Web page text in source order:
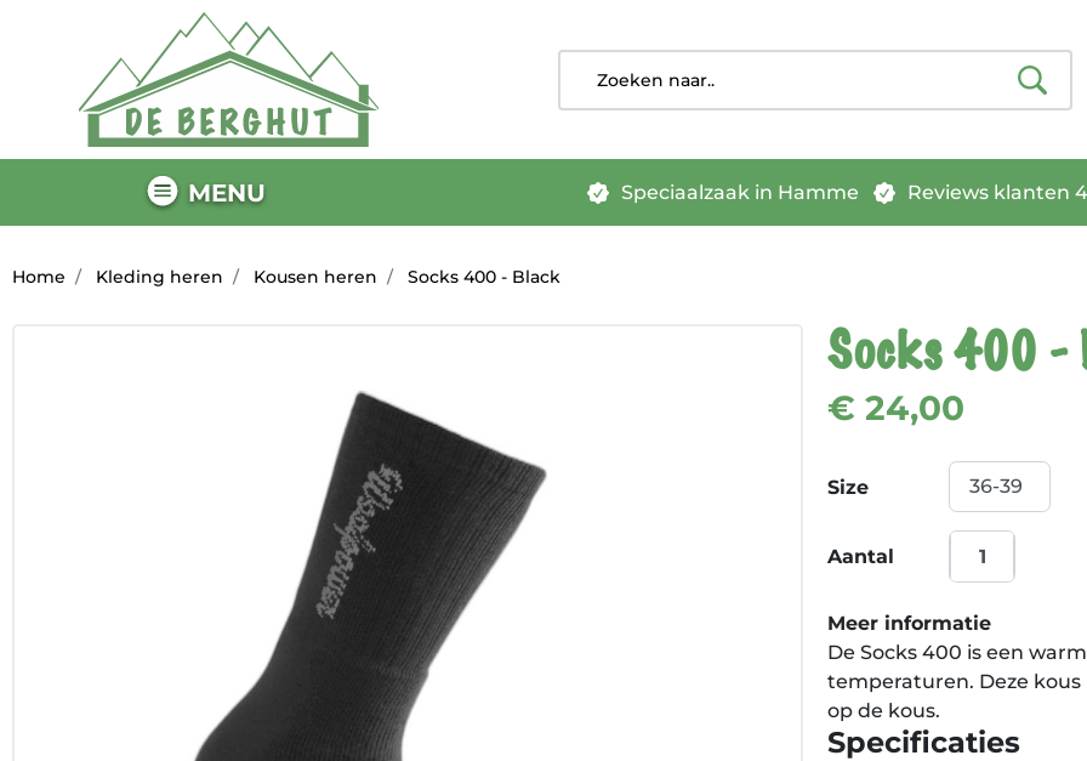
MENU Speciaalzaak in Hamme Reviews klanten
Home Kleding heren Kousen heren Socks 400 - Black
Socks 400 -
€ 24,00
Size
Aantal
Meer informatie
De Socks 400 is een
temperaturen. Deze
op de kous.
Specificaties